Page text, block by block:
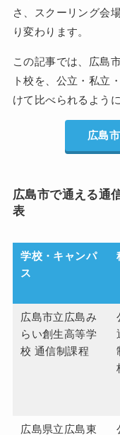
さ、スクーリング会
り変わります。
この記事では、広島
ト校を、公立・私立
けて比べられるよう
広島
広島市で通える通
表
学校・キャンパ
ス
広島市立広島み
らい創生高等学
校 通信制課程
広島県立広島東